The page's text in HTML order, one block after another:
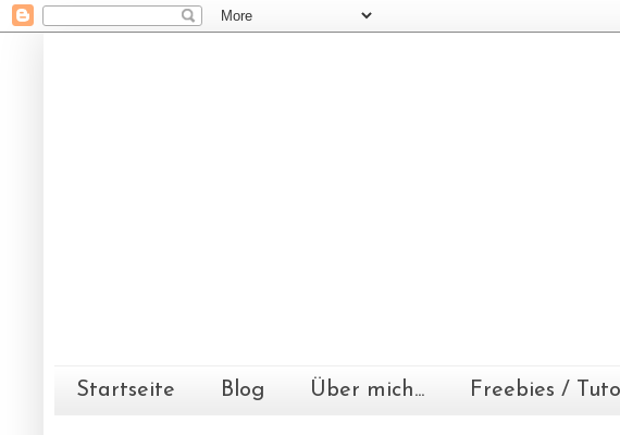
Startseite Blog Über mich... Freebies /